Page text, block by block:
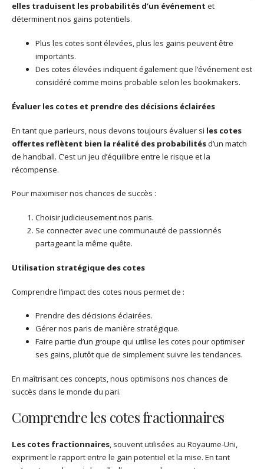
elles traduisent les probabilités d’un événement et
déterminent nos gains potentiels.
Plus les cotes sont élevées, plus les gains peuvent être
importants.
Des cotes élevées indiquent également que l’événement est
considéré comme moins probable selon les bookmakers.
Évaluer les cotes et prendre des décisions éclairées
En tant que parieurs, nous devons toujours évaluer si les cotes
offertes reflètent bien la réalité des probabilitésd’un match
de handball. C’est un jeu d’équilibre entre le risque et la
récompense.
Pour maximiser nos chances de succès :
Choisir judicieusement nos paris.
Se connecter avec une communauté de passionnés
partageant la même quête.
Utilisation stratégique des cotes
Comprendre l’impact des cotes nous permet de :
Prendre des décisions éclairées.
Gérer nos paris de manière stratégique.
Faire partie d’un groupe qui utilise les cotes pour optimiser
ses gains, plutôt que de simplement suivre les tendances.
En maîtrisant ces concepts, nous optimisons nos chances de
succès dans le monde du pari.
Comprendre les cotes fractionnaires
Les cotes fractionnaires, souvent utilisées au Royaume-Uni,
expriment le rapport entre le gain potentiel et la mise. En tant